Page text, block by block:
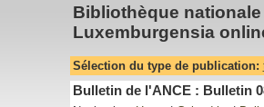
Bibliothèque
Luxemburgensia
Sélection du type de publication:
Bulletin de l'ANCE : Bulletin